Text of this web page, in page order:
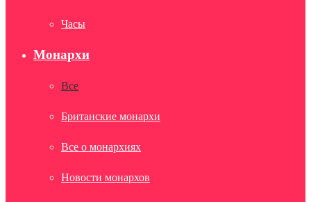
Часы
Монархи
Все
Британские монархи
Все о монархиях
Новости монархов